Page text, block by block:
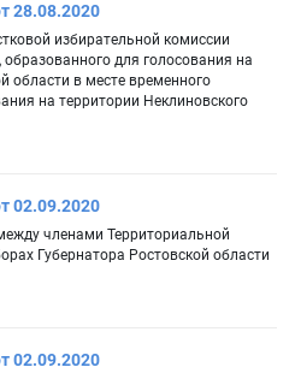
28.08.2020
избирательной комиссии
для голосования на
области в месте временного
на территории Неклиновского
02.09.2020
членами Территориальной
Губернатора Ростовской области
02.09.2020